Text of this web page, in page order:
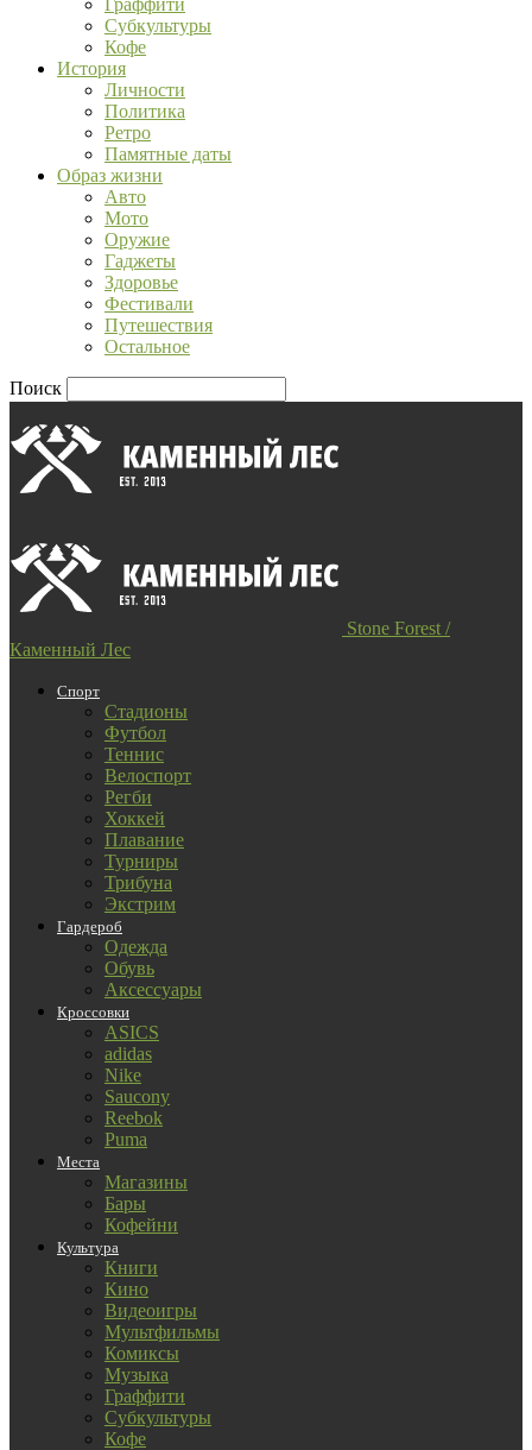
Граффити
Субкультуры
Кофе
История
Личности
Политика
Ретро
Памятные даты
Образ жизни
Авто
Мото
Оружие
Гаджеты
Здоровье
Фестивали
Путешествия
Остальное
Поиск
Stone Forest /
Каменный Лес
Спорт
Стадионы
Футбол
Теннис
Велоспорт
Регби
Хоккей
Плавание
Турниры
Трибуна
Экстрим
Гардероб
Одежда
Обувь
Аксессуары
Кроссовки
ASICS
adidas
Nike
Saucony
Reebok
Puma
Места
Магазины
Бары
Кофейни
Культура
Книги
Кино
Видеоигры
Мультфильмы
Комиксы
Музыка
Граффити
Субкультуры
Кофе